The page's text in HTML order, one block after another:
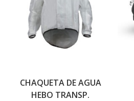
CHAQUETA DE AGUA
HEBO TRANSP.